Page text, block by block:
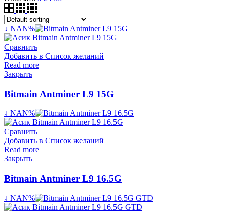
↓ NAN%
Сравнить
Добавить в Список желаний
Read more
Закрыть
Bitmain Antminer L9 15G
↓ NAN%
Сравнить
Добавить в Список желаний
Read more
Закрыть
Bitmain Antminer L9 16.5G
↓ NAN%